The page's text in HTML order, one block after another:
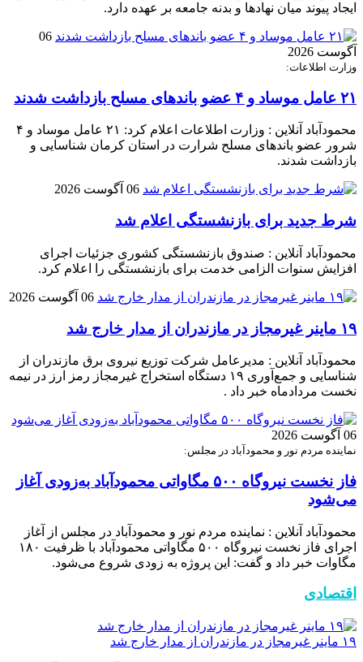
ایجاد پیوند میان نهادها و بدنه جامعه بر عهده دارد.
06
آگوست 2026
وزارت اطلاعات:
۲۱ عامل موساد و ۴ عضو باند‌های مسلح بازداشت شدند
محمودآباد آنلاین : وزارت اطلاعات اعلام کرد: ۲۱ عامل موساد و ۴
شرور عضو باند‌های مسلح شرارت در استان کرمان شناسایی و
بازداشت شدند.
06 آگوست 2026
شرط جدید برای بازنشستگی اعلام شد
محمودآباد آنلاین : صندوق بازنشستگی کشوری جزئیات اجرای
افزایش سنوات الزامی خدمت برای بازنشستگی را اعلام کرد.
06 آگوست 2026
۱۹ ماینر غیرمجاز در مازندران از مدار خارج شد
محمودآباد آنلاین : مدیرعامل شرکت توزیع نیروی برق مازندران از
شناسایی و جمع‌آوری ۱۹ دستگاه استخراج غیرمجاز رمز ارز در نیمه
نخست مردادماه خبر داد .
06 آگوست 2026
نماینده مردم نور و محمودآباد در مجلس:
فاز نخست نیروگاه ۵۰۰ مگاواتی محمودآباد به‌زودی آغاز
می‌شود
محمودآباد آنلاین : نماینده مردم نور و محمودآباد در مجلس از آغاز
اجرای فاز نخست نیروگاه ۵۰۰ مگاواتی محمودآباد با ظرفیت ۱۸۰
مگاوات خبر داد و گفت: این پروژه به زودی شروع می‌شود.
اقتصادی
۱۹ ماینر غیرمجاز در مازندران از مدار خارج شد